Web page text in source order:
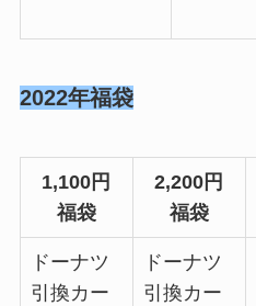
2022年福袋
1,100円
福袋
2,200円
福袋
ドーナツ
引換カー
ドーナツ
引換カー